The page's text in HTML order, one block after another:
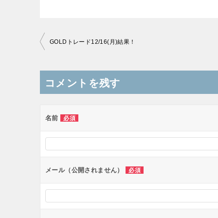
投
ナ
ビ
ー
ョ
GOLDトレード12/16(月)結果！
コメントを残す
名前 必須
メール（公開されません） 必須